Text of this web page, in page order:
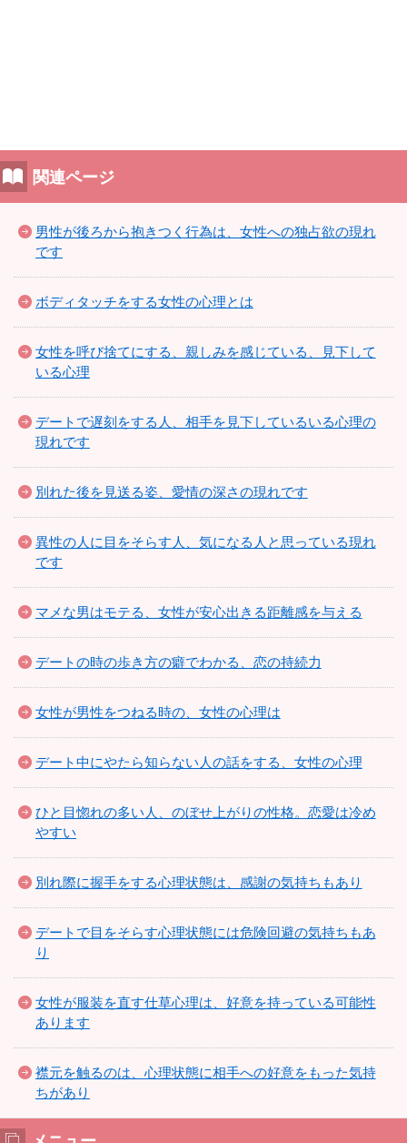
関連ページ
男性が後ろから抱きつく行為は、女性への独占欲の現れ
です
ボディタッチをする女性の心理とは
女性を呼び捨てにする、親しみを感じている、見下して
いる心理
デートで遅刻をする人、相手を見下しているいる心理の
現れです
別れた後を見送る姿、愛情の深さの現れです
異性の人に目をそらす人、気になる人と思っている現れ
です
マメな男はモテる、女性が安心出きる距離感を与える
デートの時の歩き方の癖でわかる、恋の持続力
女性が男性をつねる時の、女性の心理は
デート中にやたら知らない人の話をする、女性の心理
ひと目惚れの多い人、のぼせ上がりの性格。恋愛は冷め
やすい
別れ際に握手をする心理状態は、感謝の気持ちもあり
デートで目をそらす心理状態には危険回避の気持ちもあ
り
女性が服装を直す仕草心理は、好意を持っている可能性
あります
襟元を触るのは、心理状態に相手への好意をもった気持
ちがあり